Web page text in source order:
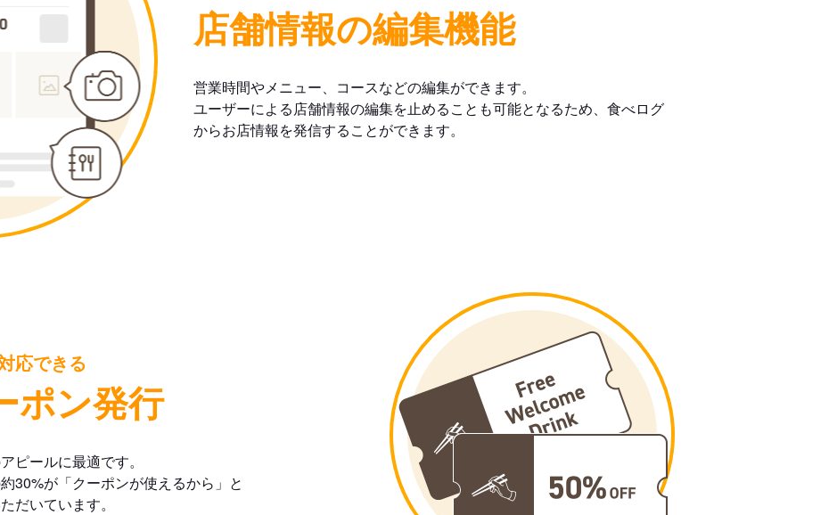
店舗情報の編集機能
営業時間やメニュー、コースなどの編集ができます。
ユーザーによる店舗情報の編集を止めることも可能となるため、食べログ
からお店情報を発信することができます。
応できる
ポン発行
ピールに最適です。
30%が「クーポンが使えるから」と
だいています。